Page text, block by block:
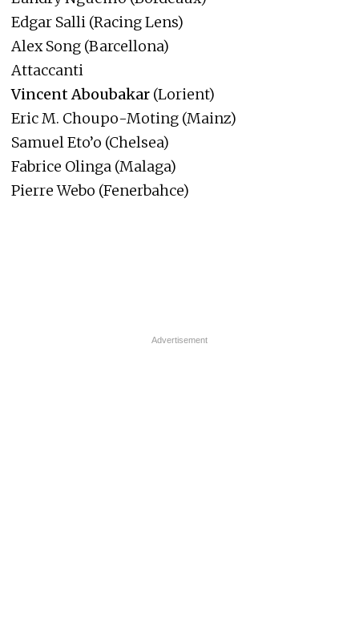
Edgar Salli (Racing Lens)
Alex Song (Barcellona)
Attaccanti
Vincent Aboubakar (Lorient)
Eric M. Choupo-Moting (Mainz)
Samuel Eto’o (Chelsea)
Fabrice Olinga (Malaga)
Pierre Webo (Fenerbahce)